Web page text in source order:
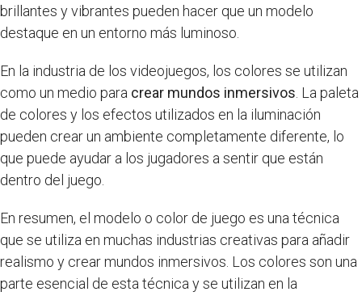
brillantes y vibrantes pueden hacer que un modelo
destaque en un entorno más luminoso.
En la industria de los videojuegos, los colores se utilizan
como un medio para crear mundos inmersivos . La paleta
de colores y los efectos utilizados en la iluminación
pueden crear un ambiente completamente diferente, lo
que puede ayudar a los jugadores a sentir que están
dentro del juego.
En resumen, el modelo o color de juego es una técnica
que se utiliza en muchas industrias creativas para añadir
realismo y crear mundos inmersivos. Los colores son una
parte esencial de esta técnica y se utilizan en la